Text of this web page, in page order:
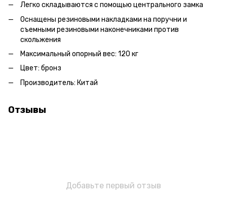
Легко складываются с помощью центрального замка
Оснащены резиновыми накладками на поручни и
съемными резиновыми наконечниками против
скольжения
Максимальный опорный вес: 120 кг
Цвет: бронз
Производитель: Китай
Отзывы
Добавьте первый отзыв